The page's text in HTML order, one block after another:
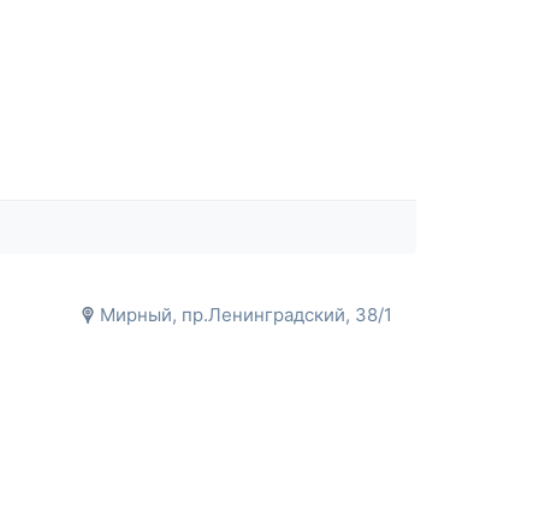
Мирный, пр.Ленинградский, 38/1